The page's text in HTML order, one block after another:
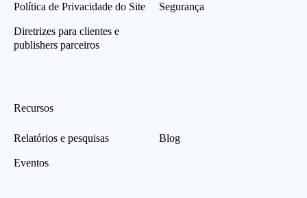
Política de Privacidade do Site
Diretrizes para clientes e
publishers parceiros
Segurança
Recursos
Relatórios e pesquisas
Eventos
Blog